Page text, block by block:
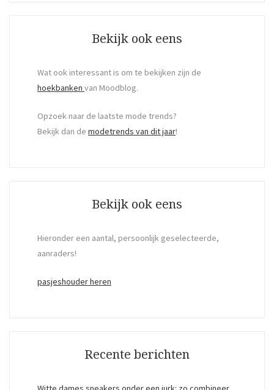
Bekijk ook eens
Wat ook interessant is om te bekijken zijn de
hoekbanken van Moodblog.
Opzoek naar de laatste mode trends?
Bekijk dan de modetrends van dit jaar!
Bekijk ook eens
Hieronder een aantal, persoonlijk geselecteerde,
aanraders!
pasjeshouder heren
Recente berichten